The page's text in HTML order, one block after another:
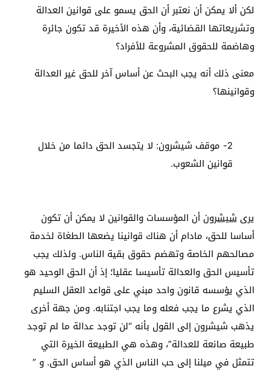
لكن ألا يمكن أن نعتبر أن الحق يسمو على قوانين العدالة
وتشريعاتها القضائية، وأن هذه الأخيرة قد تكون جائرة
وهاضمة للحقوق المشروعة للأفراد؟
معنى ذلك أنه يجب البحث عن أساس آخر للحق غير العدالة
وقوانينها؟
2- موقف شيشرون: لا يتجسد الحق دائما من خلال
قوانين الشعوب.
يرىشيشرون أن المؤسسات والقوانين لا يمكن أن تكون
أساسا للحق، مادام أن هناك قوانينا يضعها الطغاة لخدمة
مصالحهم الخاصة وتهضم حقوق بقية الناس. ولذلك يجب
تأسيس الحق والعدالة تأسيسا عقليا؛ إذ أن الحق الوحيد هو
الذي يؤسسه قانون واحد مبني على قواعد العقل السليم
الذي يشرع ما يجب فعله وما يجب اجتنابه. ومن جهة أخرى
يذهب شيشرون إلى القول بأنه “لن توجد عدالة ما لم توجد
طبيعة صانعة للعدالة”، وهذه هي الطبيعة الخيرة التي
تتمثل في ميلنا إلى حب الناس الذي هو أساس الحق. و ”